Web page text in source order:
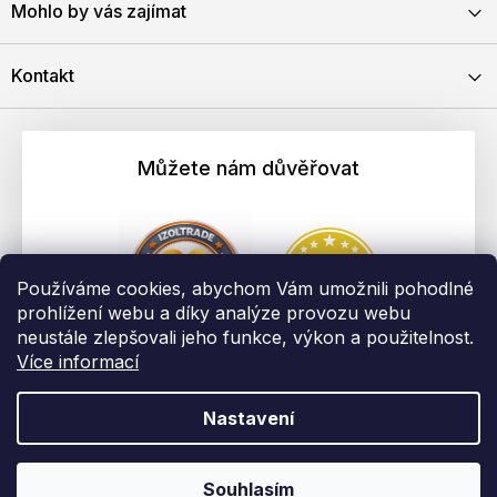
Používáme cookies, abychom Vám umožnili pohodlné
prohlížení webu a díky analýze provozu webu
neustále zlepšovali jeho funkce, výkon a použitelnost.
Více informací
Nastavení
Souhlasím
Mohlo by vás zajímat
Kontakt
Můžete nám důvěřovat
Vytvořil Shoptet